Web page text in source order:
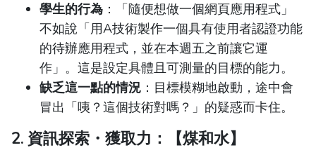
學生的行為 ：「隨便想做一個網頁應用程式」
不如說「用A技術製作一個具有使用者認證功能
的待辦應用程式，並在本週五之前讓它運
作」。這是設定具體且可測量的目標的能力。
缺乏這一點的情況 ：目標模糊地啟動，途中會
冒出「咦？這個技術對嗎？」的疑惑而卡住。
2. 資訊探索・獲取力：【煤和水】